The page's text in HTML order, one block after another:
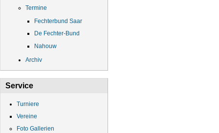
Termine
Fechterbund Saar
De Fechter-Bund
Nahouw
Archiv
Service
Turniere
Vereine
Foto Gallerien